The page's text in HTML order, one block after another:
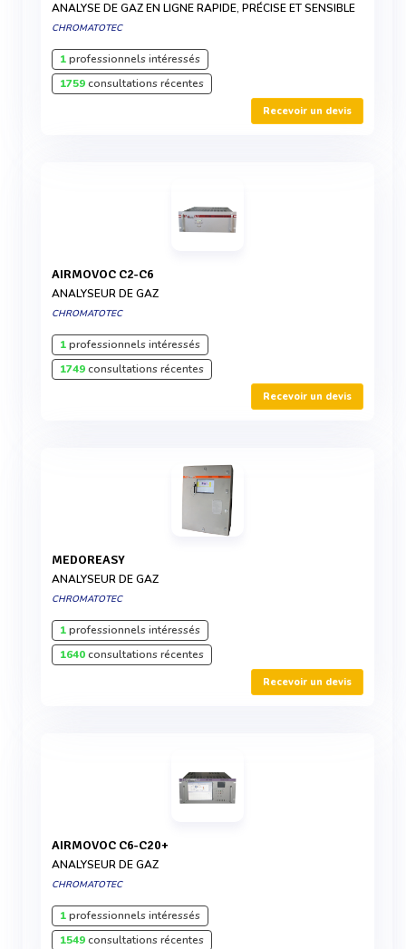
ANALYSE DE GAZ EN LIGNE RAPIDE, PRÉCISE ET SENSIBLE
CHROMATOTEC
1professionnels intéressés
1759consultations récentes
Recevoir un devis
AIRMOVOC C2-C6
ANALYSEUR DE GAZ
CHROMATOTEC
1professionnels intéressés
1749consultations récentes
Recevoir un devis
MEDOREASY
ANALYSEUR DE GAZ
CHROMATOTEC
1professionnels intéressés
1640consultations récentes
Recevoir un devis
AIRMOVOC C6-C20+
ANALYSEUR DE GAZ
CHROMATOTEC
1professionnels intéressés
1549consultations récentes